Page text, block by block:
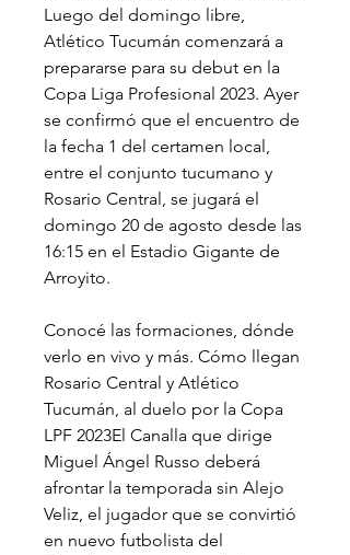
Luego del domingo libre,
Atlético Tucumán comenzará a
prepararse para su debut en la
Copa Liga Profesional 2023. Ayer
se confirmó que el encuentro de
la fecha 1 del certamen local,
entre el conjunto tucumano y
Rosario Central, se jugará el
domingo 20 de agosto desde las
16:15 en el Estadio Gigante de
Arroyito.
Conocé las formaciones, dónde
verlo en vivo y más. Cómo llegan
Rosario Central y Atlético
Tucumán, al duelo por la Copa
LPF 2023El Canalla que dirige
Miguel Ángel Russo deberá
afrontar la temporada sin Alejo
Veliz, el jugador que se convirtió
en nuevo futbolista del